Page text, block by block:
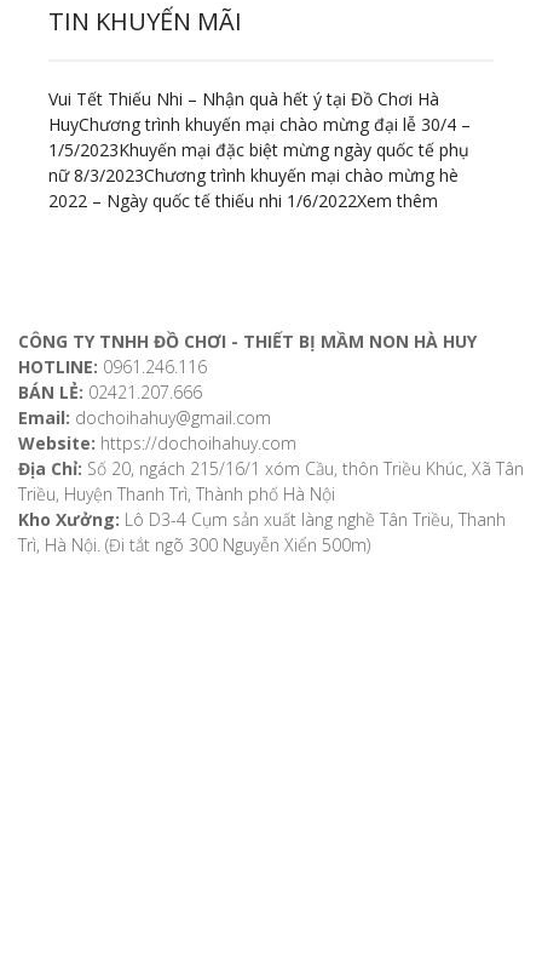
TIN KHUYẾN MÃI
Vui Tết Thiếu Nhi – Nhận quà hết ý tại Đồ Chơi Hà
HuyChương trình khuyến mại chào mừng đại lễ 30/4 –
1/5/2023Khuyến mại đặc biệt mừng ngày quốc tế phụ
nữ 8/3/2023Chương trình khuyến mại chào mừng hè
2022 – Ngày quốc tế thiếu nhi 1/6/2022Xem thêm
CÔNG TY TNHH ĐỒ CHƠI - THIẾT BỊ MẦM NON HÀ HUY
HOTLINE: 0961.246.116
BÁN LẺ: 02421.207.666
Email: dochoihahuy@gmail.com
Website: https://dochoihahuy.com
Địa Chỉ: Số 20, ngách 215/16/1 xóm Cầu, thôn Triều Khúc, Xã Tân
Triều, Huyện Thanh Trì, Thành phố Hà Nội
Kho Xưởng: Lô D3-4 Cụm sản xuất làng nghề Tân Triều, Thanh
Trì, Hà Nội. (Đi tắt ngõ 300 Nguyễn Xiển 500m)